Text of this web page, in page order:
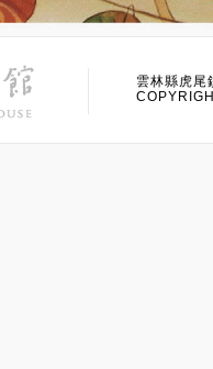
雲林縣虎